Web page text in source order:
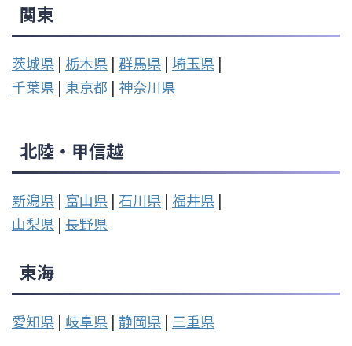
関東
茨城県 | 栃木県 | 群馬県 | 埼玉県 |
千葉県 | 東京都 | 神奈川県
北陸・甲信越
新潟県 | 富山県 | 石川県 | 福井県 |
山梨県 | 長野県
東海
愛知県 | 岐阜県 | 静岡県 | 三重県